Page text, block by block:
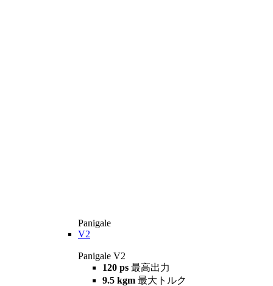
Panigale
V2
Panigale V2
120 ps 最高出力
9.5 kgm 最大トルク